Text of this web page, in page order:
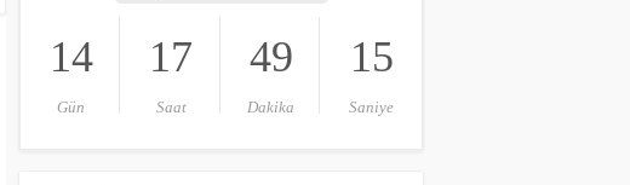
14
Gün
17
Saat
49
Dakika
15
Saniye